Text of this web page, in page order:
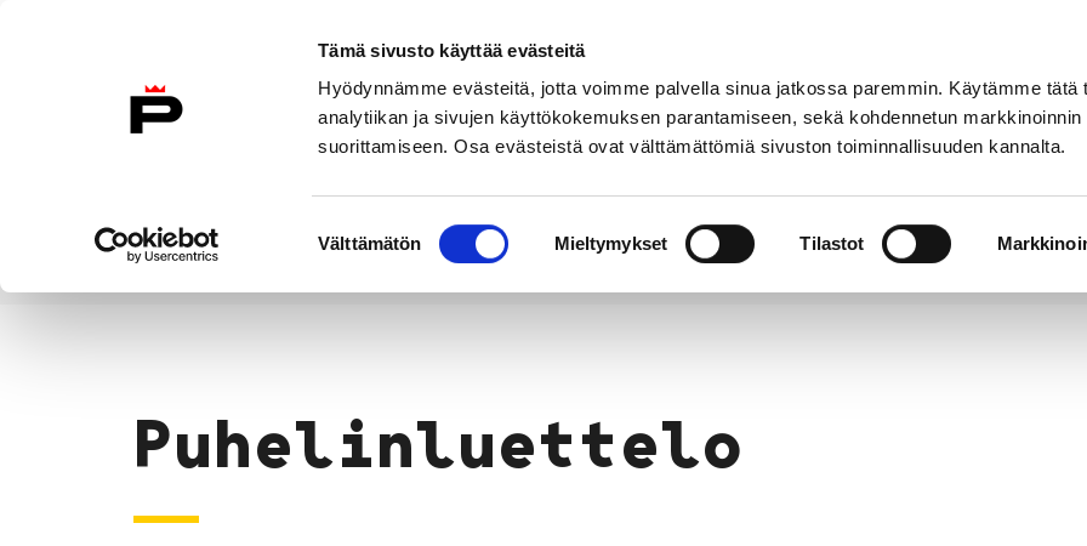
Tämä sivusto käyttää evästeitä
Hyödynnämme evästeitä, jotta voimme palvella sinua jatkossa paremmin. Käytämme tätä
analytiikan ja sivujen käyttökokemuksen parantamiseen, sekä kohdennetun markkinoinnin
suorittamiseen. Osa evästeistä ovat välttämättömiä sivuston toiminnallisuuden kannalta.
valinta
Välttämätön Mieltymykset Tilastot
Etusivulle
Etusivu
Puhelinluettelo